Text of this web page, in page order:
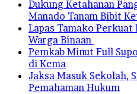
Dukung Ketahanan
Manado Tanam Bibit
Lapas Tamako Perkuat
Warga Binaan
Pemkab Minut Full
di Kema
Jaksa Masuk Sekolah,
Pemahaman Hukum